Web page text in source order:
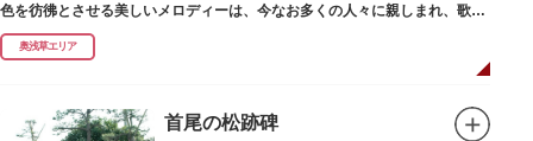
色を彷彿とさせる美しいメロディーは、今なお多くの人々に親しまれ、歌い
つがれています。
奥浅草エリア
首尾の松跡碑